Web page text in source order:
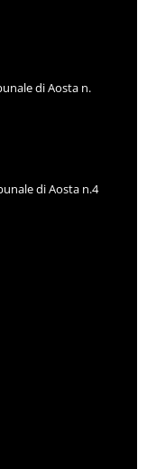
di Aosta n.
di Aosta n.4